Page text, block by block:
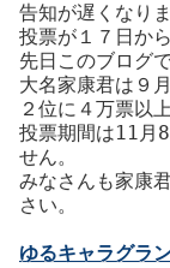
告知が遅くなり
投票が１７日か
先日このブログ
大名家康君は９
２位に４万票以
投票期間は11月
せん。
みなさんも家康
さい。
ゆるキャラグラ